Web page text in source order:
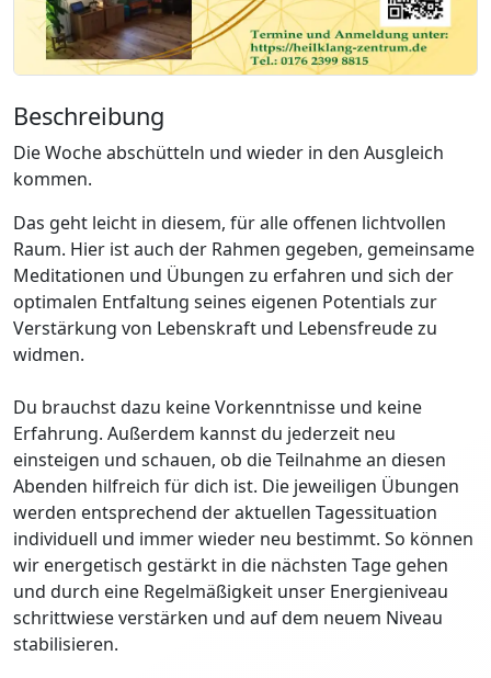
Beschreibung
Die Woche abschütteln und wieder in den Ausgleich
kommen.
Das geht leicht in diesem, für alle offenen lichtvollen
Raum. Hier ist auch der Rahmen gegeben, gemeinsame
Meditationen und Übungen zu erfahren und sich der
optimalen Entfaltung seines eigenen Potentials zur
Verstärkung von Lebenskraft und Lebensfreude zu
widmen.
Du brauchst dazu keine Vorkenntnisse und keine
Erfahrung. Außerdem kannst du jederzeit neu
einsteigen und schauen, ob die Teilnahme an diesen
Abenden hilfreich für dich ist. Die jeweiligen Übungen
werden entsprechend der aktuellen Tagessituation
individuell und immer wieder neu bestimmt. So können
wir energetisch gestärkt in die nächsten Tage gehen
und durch eine Regelmäßigkeit unser Energieniveau
schrittwiese verstärken und auf dem neuem Niveau
stabilisieren.